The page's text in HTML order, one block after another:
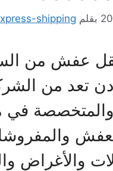
shipping
من
تعد من
في
والمفروشات
والأغراض